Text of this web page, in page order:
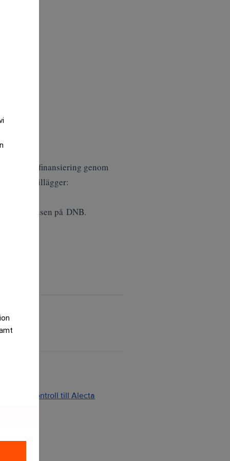
hjälp av finansiering genom
och tillägger:
Mortensen på DNB.
och kontroll till Alecta